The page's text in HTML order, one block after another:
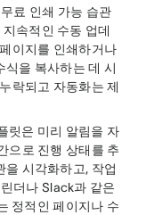
료 인쇄 가능 습관
속적인 수동 업데
이지를 인쇄하거나
식을 복사하는 데 시
락되고 자동화는 제
릿은 미리 알림을 자
으로 진행 상태를 추
을 시각화하고, 작업
더나 Slack과 같은
정적인 페이지나 수